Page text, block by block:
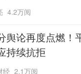
4.2万阅
舆论再度点燃！
持续抗拒
经 2.1万阅